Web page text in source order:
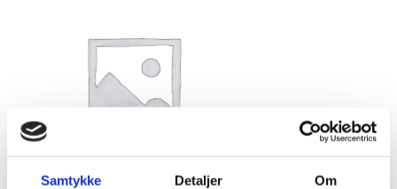
Samtykke Detaljer Om